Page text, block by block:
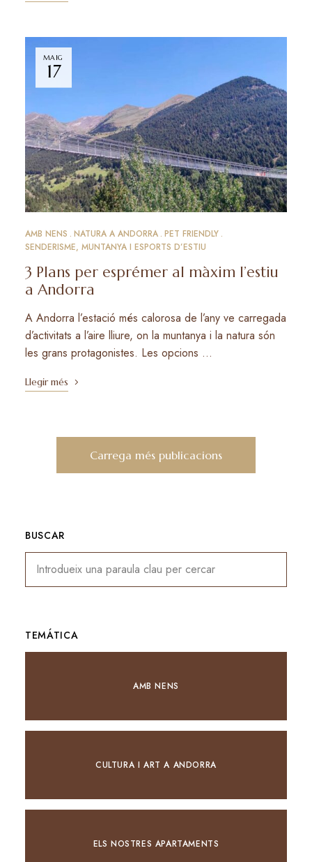
MAIG
17
AMB NENS NATURA A ANDORRA PET FRIENDLY
SENDERISME, MUNTANYA I ESPORTS D’ESTIU
3 Plans per esprémer al màxim l’estiu
a Andorra
A Andorra l’estació més calorosa de l’any ve carregada
d’activitats a l’aire lliure, on la muntanya i la natura són
les grans protagonistes. Les opcions …
Llegir més
Carrega més publicacions
BUSCAR
TEMÁTICA
AMB NENS
CULTURA I ART A ANDORRA
ELS NOSTRES APARTAMENTS